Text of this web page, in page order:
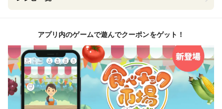
アプリ内のゲームで遊んでクーポンをゲット！